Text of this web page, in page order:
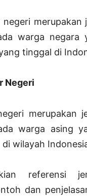
negeri merupakan
warga negara
tinggal di
Negeri
merupakan
warga asing
wilayah
referensi
dan